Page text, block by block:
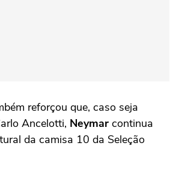
reforçou que, caso seja
Ancelotti, Neymar continua
da camisa 10 da Seleção